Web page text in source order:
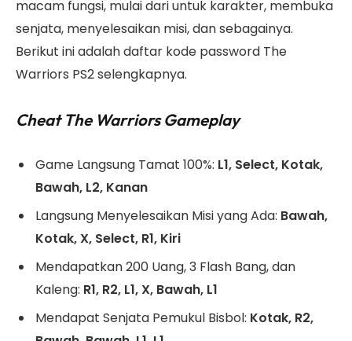
macam fungsi, mulai dari untuk karakter, membuka
senjata, menyelesaikan misi, dan sebagainya.
Berikut ini adalah daftar kode password The
Warriors PS2 selengkapnya.
Cheat The Warriors Gameplay
Game Langsung Tamat 100%: L1, Select, Kotak,
Bawah, L2, Kanan
Langsung Menyelesaikan Misi yang Ada: Bawah,
Kotak, X, Select, R1, Kiri
Mendapatkan 200 Uang, 3 Flash Bang, dan
Kaleng: R1, R2, L1, X, Bawah, L1
Mendapat Senjata Pemukul Bisbol: Kotak, R2,